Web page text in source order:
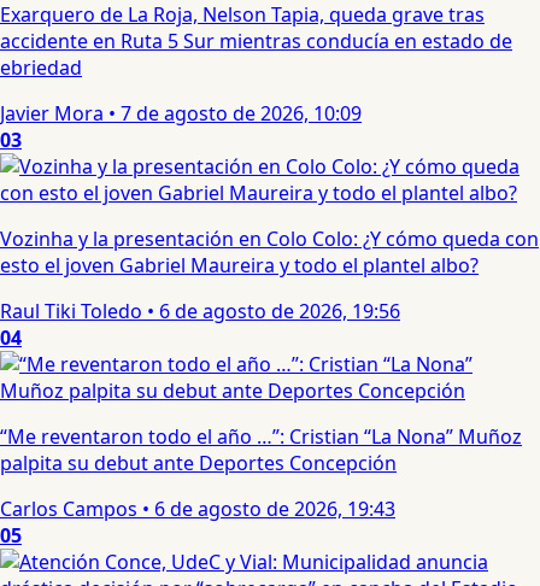
Exarquero de La Roja, Nelson Tapia, queda grave tras
accidente en Ruta 5 Sur mientras conducía en estado de
ebriedad
Javier Mora • 7 de agosto de 2026, 10:09
03
Vozinha y la presentación en Colo Colo: ¿Y cómo queda con
esto el joven Gabriel Maureira y todo el plantel albo?
Raul Tiki Toledo • 6 de agosto de 2026, 19:56
04
“Me reventaron todo el año …”: Cristian “La Nona” Muñoz
palpita su debut ante Deportes Concepción
Carlos Campos • 6 de agosto de 2026, 19:43
05